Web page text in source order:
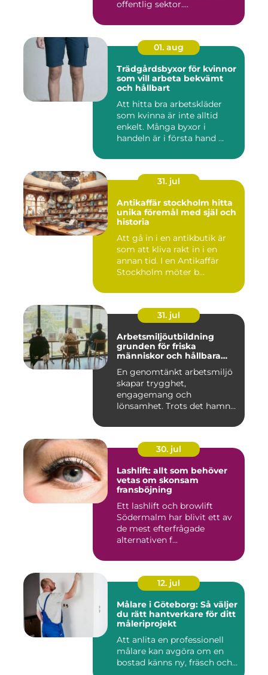
offentlig sektor....
01. aug
Trädgårdsbyxor för kvinnor
som vill arbeta bekvämt
och hållbart
Att hitta bra arbetskläder
som kvinna är inte alltid
enkelt. Många byxor i
handeln är i första hand ...
31. jul
Antikaffär stockholm hitta
unika föremål med själ och
historia
Att gå in i en antikbutik är
som att kliva rakt in i en
annan tid. I en Antikaffär
Stockholm möter b...
31. jul
Arbetsmiljöutbildning
grunden för friska
människor och hållbara
En genomtänkt arbetsmiljö
skapar trygghet,
engagemang och
lönsamhet. Trots det hamnar
30. jul
Lashlift: allt som behöver
vetas om skonsam
fransböjning
Ett lashlift och browlift
Södermalm har blivit ett av
de mest efterfrågade
alternativen f...
12. jul
Målare i Göteborg: Så väljer
du rätt hantverkare för ditt
måleriprojekt
Att anlita en professionell
målare kan avgöra om en
bostad känns ny, fräsch och...